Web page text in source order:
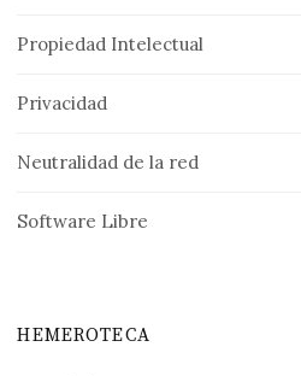
Propiedad Intelectual
Privacidad
Neutralidad de la red
Software Libre
HEMEROTECA